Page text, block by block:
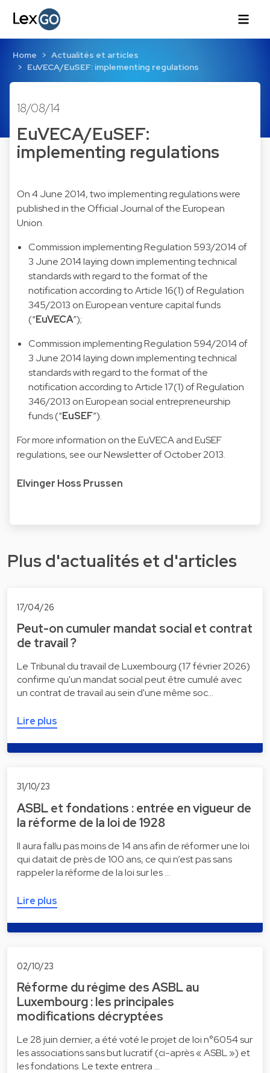
Home
Actualités et articles
EuVECA/EuSEF: implementing regulations
18/08/14
EuVECA/EuSEF:
implementing regulations
On 4 June 2014, two implementing regulations were
published in the Official Journal of the European
Union.
Commission implementing Regulation 593/2014of
3 June 2014 laying down implementing technical
standards with regard to the format of the
notification according to Article 16(1) of Regulation
345/2013 on European venture capital funds
(“EuVECA”);
Commission implementing Regulation 594/2014of
3 June 2014 laying down implementing technical
standards with regard to the format of the
notification according to Article 17(1) of Regulation
346/2013 on European social entrepreneurship
funds (“EuSEF”).
For more information on the EuVECA and EuSEF
regulations, see our Newsletter ofOctober 2013.
Elvinger Hoss Prussen
Plus d'actualités et d'articles
17/04/26
Peut-on cumuler mandat social et contrat
de travail ?
Le Tribunal du travail de Luxembourg (17 février 2026)
confirme qu'un mandat social peut être cumulé avec
un contrat de travail au sein d'une même soc…
Lire plus
31/10/23
ASBL et fondations : entrée en vigueur de
la réforme de la loi de 1928
Il aura fallu pas moins de 14 ans afin de réformer une loi
qui datait de près de 100 ans, ce qui n’est pas sans
rappeler la réforme de la loi sur les …
Lire plus
02/10/23
Réforme du régime des ASBL au
Luxembourg : les principales
modifications décryptées
Le 28 juin dernier, a été voté le projet de loi n°6054 sur
les associations sans but lucratif (ci-après « ASBL ») et
les fondations. Le texte entrera …